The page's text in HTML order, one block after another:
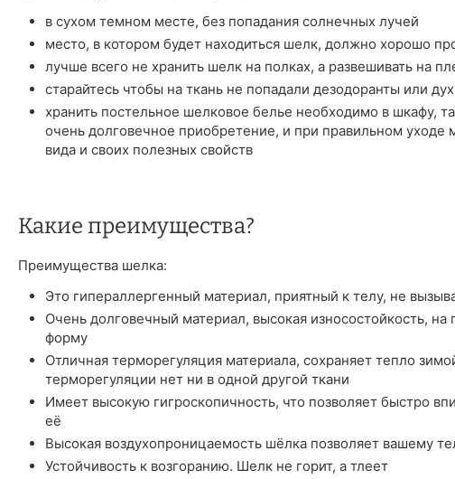
в сухом темном месте, без попадания солнечных лучей
место, в котором будет находиться шелк, должно хорошо
лучше всего не хранить шелк на полках, а развешивать на
старайтесь чтобы на ткань не попадали дезодоранты или
хранить постельное шелковое белье необходимо в шкафу,
очень долговечное приобретение, и при правильном
вида и своих полезных свойств
Какие преимущества?
Преимущества шелка:
Это гипераллергенный материал, приятный к телу, не
Очень долговечный материал, высокая износостойкость,
форму
Отличная терморегуляция материала, сохраняет тепло
терморегуляции нет ни в одной другой ткани
Имеет высокую гигроскопичность, что позволяет быстро
её
Высокая воздухопроницаемость шёлка позволяет вашему
Устойчивость к возгоранию. Шелк не горит, а тлеет